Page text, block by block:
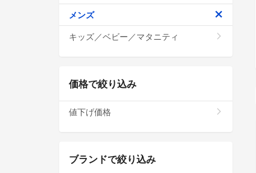
メンズ
キッズ／ベビー／マタニティ
価格で絞り込み
値下げ価格
ブランドで絞り込み